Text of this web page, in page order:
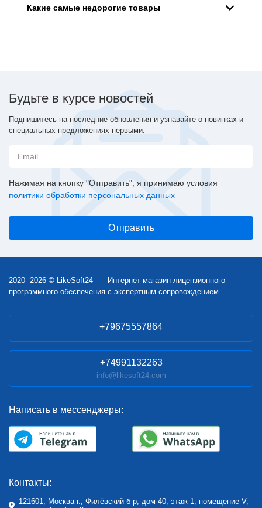
Какие самые недорогие товары
Будьте в курсе новостей
Подпишитесь на последние обновления и узнавайте о новинках и
специальных предложениях первыми.
Нажимая на кнопку "Отправить", я принимаю условия
политики обработки персональных данных
2020- 2026 © LikeSoft24 — Интернет-магазин лицензионного
программного обеспечения с экспертным сопровождением
+79675557864
+74991132263
info@likesoft24.com
Написать в мессенджеры:
Контакты:
121601, Москва г., Филёвский б-р, дом 40, этаж 1, помещение V,